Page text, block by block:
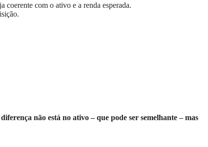
coerente com o ativo e a renda esperada.
não está no ativo – que pode ser semelhante – mas